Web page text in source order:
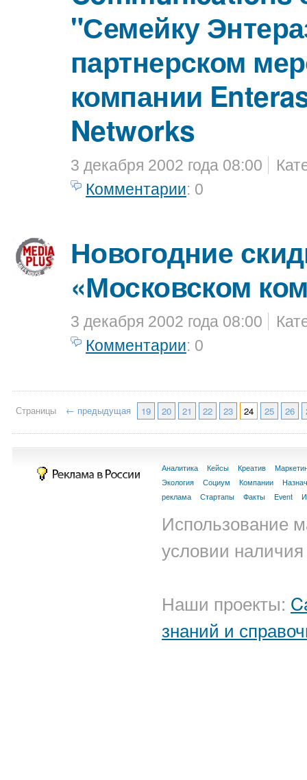
"Семейку
партнерском
компании
Networks
3 декабря 2002 года 08:00
Комментарии: 0
Новогодние
«Московском
3 декабря 2002 года 08:00
Комментарии: 0
Страницы ← предыдущая 19 20 21 22 23 24 25 26
Аналитика Кейсы Креатив
Экология
Социум Компании
реклама
Стартапы Факты Event
Использование
условии
Наши проекты:
знаний и